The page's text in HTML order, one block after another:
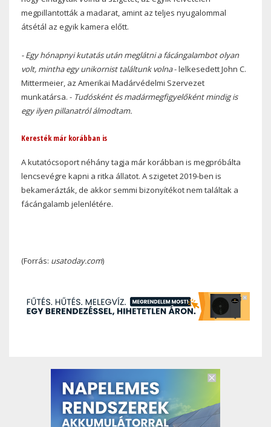
megpillantották a madarat, amint az teljes nyugalommal
átsétál az egyik kamera előtt.
- Egy hónapnyi kutatás után meglátni a fácángalambot olyan
volt, mintha egy unikornist találtunk volna- lelkesedett John C.
Mittermeier, az Amerikai Madárvédelmi Szervezet
munkatársa. - Tudósként és madármegfigyelőként mindig is
egy ilyen pillanatról álmodtam.
Keresték már korábban is
A kutatócsoport néhány tagja már korábban is megpróbálta
lencsevégre kapni a ritka állatot. A szigetet 2019-ben is
bekamerázták, de akkor semmi bizonyítékot nem találtak a
fácángalamb jelenlétére.
(Forrás: usatoday.com)